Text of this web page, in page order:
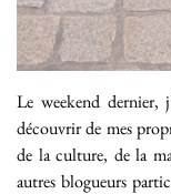
Le weekend dernier,
découvrir de mes
de la culture, de la
autres blogueurs